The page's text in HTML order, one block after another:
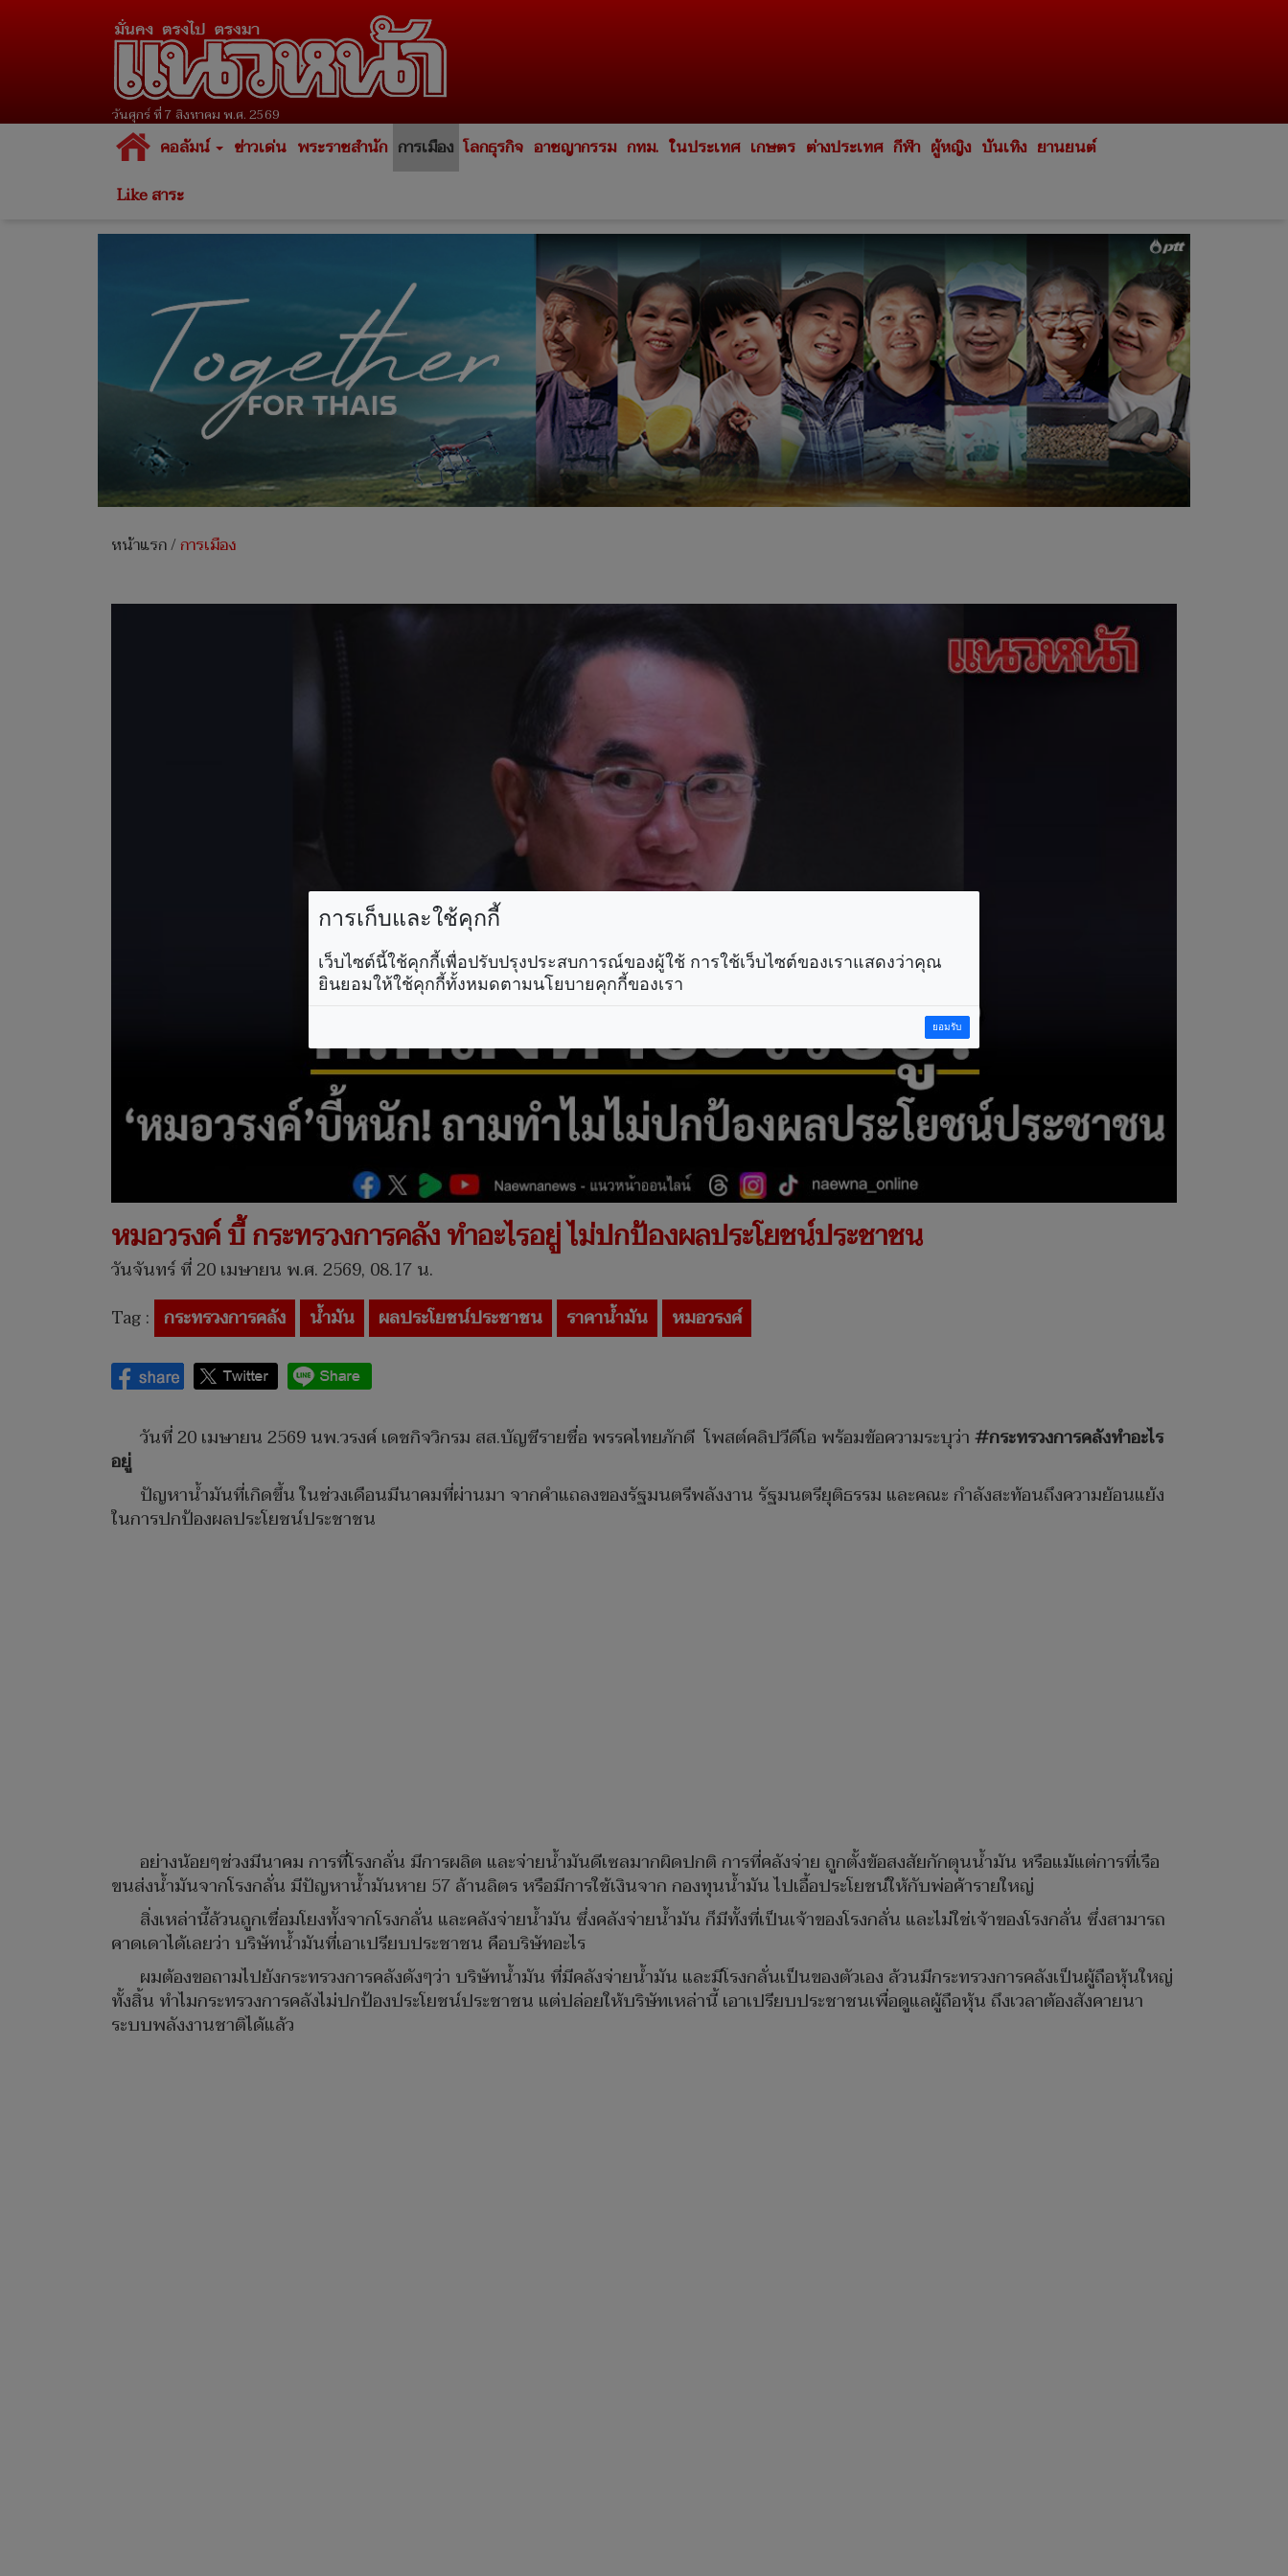
วันศุกร์ ที่ 7 สิงหาคม พ.ศ. 2569
คอลัมน์ ข่าวเด่น พระราชสำนัก การเมือง โลกธุรกิจ อาชญากรรม กทม. ในประเทศ เกษตร ต่างประเทศ กีฬา ผู้หญิง บันเทิง ยานยนต์
Like สาระ
หน้าแรก/การเมือง
หมอวรงค์ บี้ กระทรวงการคลัง ทำอะไรอยู่ ไม่ปกป้องผลประโยชน์ประชาชน
วันจันทร์ ที่ 20 เมษายน พ.ศ. 2569, 08.17 น.
Tag : กระทรวงการคลัง น้ำมัน ผลประโยชน์ประชาชน ราคาน้ำมัน หมอวรงค์
วันที่ 20 เมษายน 2569 นพ.วรงค์ เดชกิจวิกรม สส.บัญชีรายชื่อ พรรคไทยภักดี โพสต์คลิปวีดีโอ พร้อมข้อความระบุว่า#กระทรวงการคลังทำอะไร
อยู่
ปัญหาน้ำมันที่เกิดขึ้น ในช่วงเดือนมีนาคมที่ผ่านมา จากคำแถลงของรัฐมนตรีพลังงาน รัฐมนตรียุติธรรม และคณะ กำลังสะท้อนถึงความย้อนแย้ง
ในการปกป้องผลประโยชน์ประชาชน
อย่างน้อยๆช่วงมีนาคม การที่โรงกลั่น มีการผลิต และจ่ายน้ำมันดีเซลมากผิดปกติ การที่คลังจ่าย ถูกตั้งข้อสงสัยกักตุนน้ำมัน หรือแม้แต่การที่เรือ
ขนส่งน้ำมันจากโรงกลั่น มีปัญหาน้ำมันหาย 57 ล้านลิตร หรือมีการใช้เงินจาก กองทุนน้ำมัน ไปเอื้อประโยชน์ให้กับพ่อค้ารายใหญ่
สิ่งเหล่านี้ล้วนถูกเชื่อมโยงทั้งจากโรงกลั่น และคลังจ่ายน้ำมัน ซึ่งคลังจ่ายน้ำมัน ก็มีทั้งที่เป็นเจ้าของโรงกลั่น และไม่ใช่เจ้าของโรงกลั่น ซึ่งสามารถ
คาดเดาได้เลยว่า บริษัทน้ำมันที่เอาเปรียบประชาชน คือบริษัทอะไร
ผมต้องขอถามไปยังกระทรวงการคลังดังๆว่า บริษัทน้ำมัน ที่มีคลังจ่ายน้ำมัน และมีโรงกลั่นเป็นของตัวเอง ล้วนมีกระทรวงการคลังเป็นผู้ถือหุ้นใหญ่
ทั้งสิ้น ทำไมกระทรวงการคลังไม่ปกป้องประโยชน์ประชาชน แต่ปล่อยให้บริษัทเหล่านี้ เอาเปรียบประชาชนเพื่อดูแลผู้ถือหุ้น ถึงเวลาต้องสังคายนา
ระบบพลังงานชาติได้แล้ว
การเก็บและใช้คุกกี้
เว็บไซต์นี้ใช้คุกกี้เพื่อปรับปรุงประสบการณ์ของผู้ใช้ การใช้เว็บไซต์ของเราแสดงว่าคุณ
ยินยอมให้ใช้คุกกี้ทั้งหมดตามนโยบายคุกกี้ของเรา
ยอมรับ